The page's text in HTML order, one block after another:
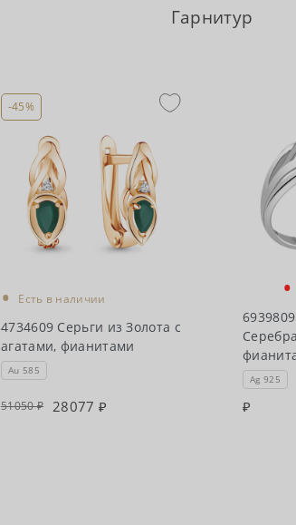
Гарнитур
-45%
• Есть в наличии
4734609 Серьги из Золота с
агатами, фианитами
Au 585
51050 28077
•
Ag 925